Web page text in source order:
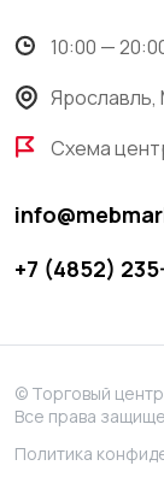
10:00 —
Ярославль,
Схема
+7 (4852)
© Торговый
Все права
Политика